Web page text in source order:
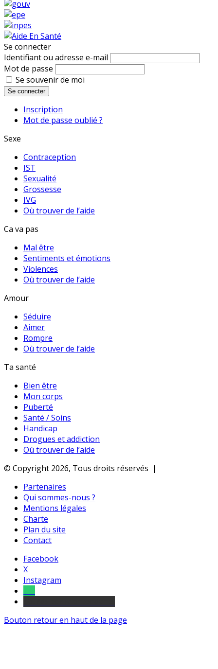
Se connecter
Identifiant ou adresse e-mail
Mot de passe
Se souvenir de moi
Se connecter
Inscription
Mot de passe oublié ?
Sexe
Contraception
IST
Sexualité
Grossesse
IVG
Où trouver de l’aide
Ca va pas
Mal être
Sentiments et émotions
Violences
Où trouver de l’aide
Amour
Séduire
Aimer
Rompre
Où trouver de l’aide
Ta santé
Bien être
Mon corps
Puberté
Santé / Soins
Handicap
Drogues et addiction
Où trouver de l’aide
© Copyright 2026, Tous droits réservés |
Partenaires
Qui sommes-nous ?
Mentions légales
Charte
Plan du site
Contact
Facebook
X
Instagram
Bouton retour en haut de la page